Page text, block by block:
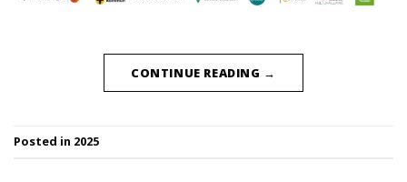
CONTINUE READING →
Posted in 2025